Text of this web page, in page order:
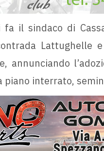
fa il sindaco di
Lattughelle e
annunciando
piano interrato,